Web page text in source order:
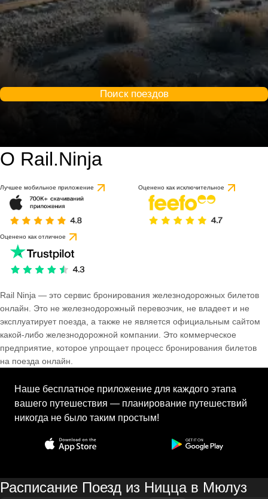
Поиск поездов
О Rail.Ninja
Лучшее мобильное приложение Оценено как исключительное
Оценено как отличное
Rail Ninja — это сервис бронирования железнодорожных билетов
онлайн. Это не железнодорожный перевозчик, не владеет и не
эксплуатирует поезда, а также не является официальным сайтом
какой-либо железнодорожной компании. Это коммерческое
предприятие, которое упрощает процесс бронирования билетов
на поезда онлайн.
Наше бесплатное приложение для каждого этапа
вашего путешествия — планирование путешествий
никогда не было таким простым!
Расписание Поезд из Ницца в Мюлуз